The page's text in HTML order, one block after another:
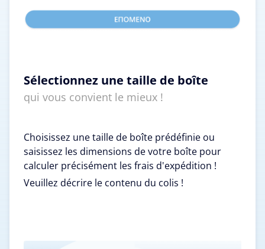
Sélectionnez une taille de boîte
qui vous convient le mieux !
Choisissez une taille de boîte prédéfinie ou
saisissez les dimensions de votre boîte pour
calculer précisément les frais d'expédition !
Veuillez décrire le contenu du colis !